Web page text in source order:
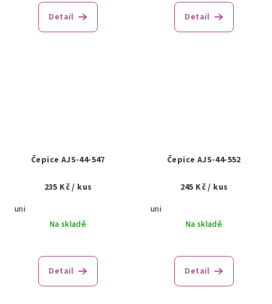
Detail Detail
Čepice AJS-44-547
235 Kč/ kus
uni
Na skladě
Detail
Čepice AJS-44-552
245 Kč/ kus
uni
Na skladě
Detail